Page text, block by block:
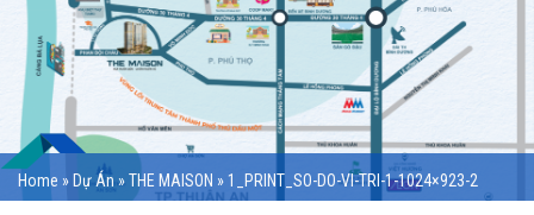
Home » Dự Án »THE MAISON » 1_PRINT_SO-DO-VI-TRI-1-1024×923-2